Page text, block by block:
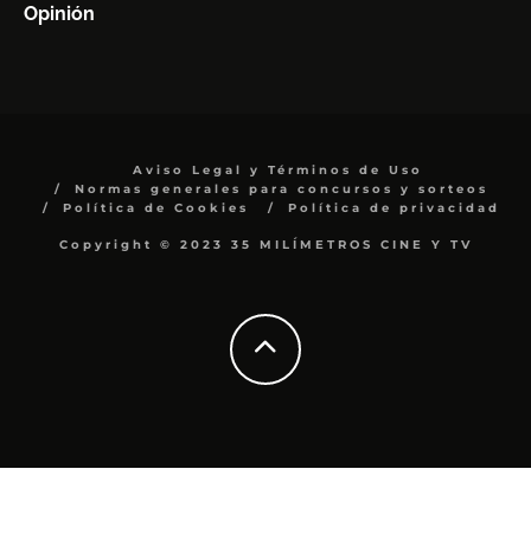
Opinión
Aviso Legal y Términos de Uso
Normas generales para concursos y sorteos
Política de Cookies
Política de privacidad
Copyright © 2023 35 MILÍMETROS CINE Y TV